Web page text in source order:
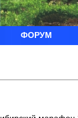
ФОРУМ